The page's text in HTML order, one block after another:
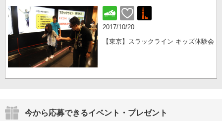
2017/10/20
【東京】スラックライン キッズ体験会
今から応募できるイベント・プレゼント